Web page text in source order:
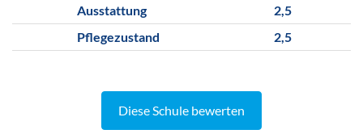
Ausstattung
2,5
Pflegezustand
2,5
Diese Schule bewerten